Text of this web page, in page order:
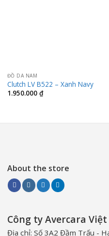
ĐỒ DA NAM
Clutch LV B522 – Xanh Navy
1.950.000 ₫
About the store
Công ty Avercara
Địa chỉ: Số 3A2 Đầm Trấu -